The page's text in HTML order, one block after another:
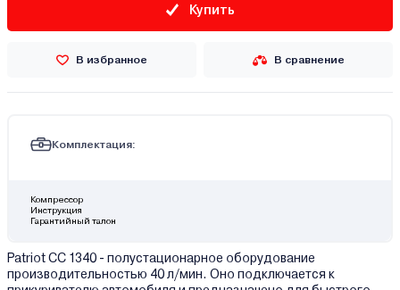
Купить
В избранное В сравнение
Комплектация:
Компрессор
Инструкция
Гарантийный талон
Patriot CC 1340 - полустационарное оборудование
производительностью 40 л/мин. Оно подключается к